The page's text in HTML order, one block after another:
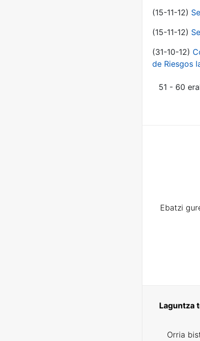
(15-11-12)
(15-11-12)
(31-10-12)
de Riesgos
51 - 60
Ebatzi
Laguntza
Orria